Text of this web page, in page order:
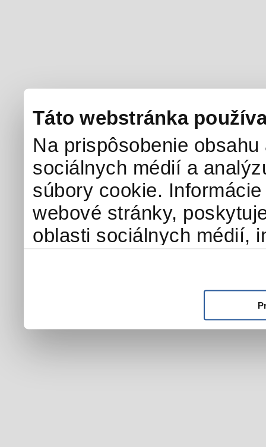
Táto webstránka
Na prispôsobenie
sociálnych médií a
súbory cookie.
webové stránky,
oblasti sociálnych médií,